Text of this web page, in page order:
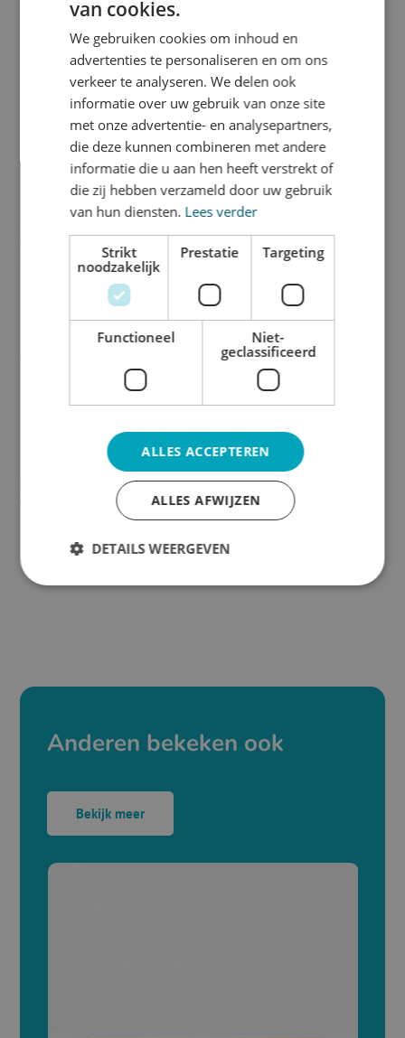
Beschrijving
Geef jouw sponsoren de aandacht die ze verdienen, op een
opvallende en herkenbare manier! Zonder de steun van
sponsoren kan een vereniging immers niet bestaan, dus is het
belangrijk om hen te waarderen.
materiaal is nauwelijks gevoelig voor wisselende
omgevingsfactoren en eenvoudig te verwerken.
HPL platen zijn met 8,5kg/m2 ongeveer 25% zwaarder dan
Dibond. We voorzien deze plaat van een folie met laminaat. HPL
kan zowel enkel- als dubbelzijdig voorzien worden van folie met
Bij HPL kan de plaat kromtrekken wanneer er één zijde
voorzien is van een folie
Binnen en
buiten
Waterafstotend
Anderen bekeken ook
Bekijk meer
van cookies.
We gebruiken cookies om inhoud en
advertenties te personaliseren en om ons
verkeer te analyseren. We delen ook
informatie over uw gebruik van onze site
met onze advertentie- en analysepartners,
die deze kunnen combineren met andere
informatie die u aan hen heeft verstrekt of
die zij hebben verzameld door uw gebruik
van hun diensten. Lees verder
Strikt
noodzakelijk
Prestatie Targeting
Functioneel
Niet-
geclassificeerd
ALLES ACCEPTEREN
ALLES AFWIJZEN
DETAILS WEERGEVEN